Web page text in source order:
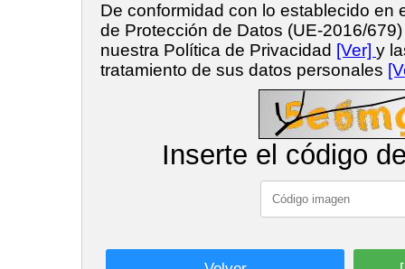
De conformidad con lo establecido en
de Protección de Datos (UE-2016/
nuestra Política de Privacidad [Ver] y
tratamiento de sus datos personales
Inserte el código